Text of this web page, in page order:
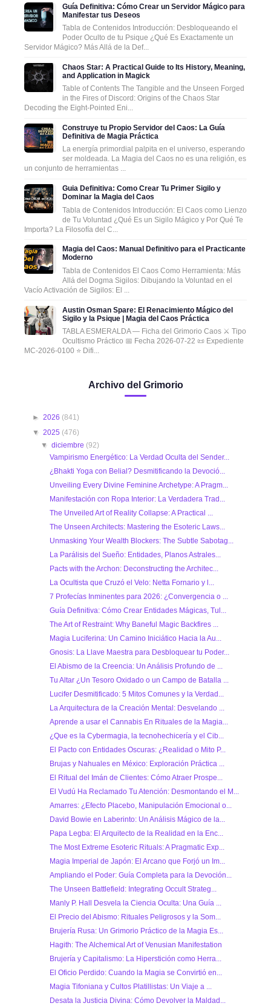
Guía Definitiva: Cómo Crear un Servidor Mágico para
Manifestar tus Deseos
Tabla de Contenidos Introducción: Desbloqueando el
Poder Oculto de tu Psique ¿Qué Es Exactamente un
Servidor Mágico? Más Allá de la Def...
Chaos Star: A Practical Guide to Its History, Meaning,
and Application in Magick
Table of Contents The Tangible and the Unseen Forged
in the Fires of Discord: Origins of the Chaos Star
Decoding the Eight-Pointed Eni...
Construye tu Propio Servidor del Caos: La Guía
Definitiva de Magia Práctica
La energía primordial palpita en el universo, esperando
ser moldeada. La Magia del Caos no es una religión, es
un conjunto de herramientas ...
Guia Definitiva: Como Crear Tu Primer Sigilo y
Dominar la Magia del Caos
Tabla de Contenidos Introducción: El Caos como Lienzo
de Tu Voluntad ¿Qué Es un Sigilo Mágico y Por Qué Te
Importa? La Filosofía del C...
Magia del Caos: Manual Definitivo para el Practicante
Moderno
Tabla de Contenidos El Caos Como Herramienta: Más
Allá del Dogma Sigilos: Dibujando la Voluntad en el
Vacío Activación de Sigilos: El ...
Austin Osman Spare: El Renacimiento Mágico del
Sigilo y la Psique | Magia del Caos Práctica
TABLA ESMERALDA — Ficha del Grimorio Caos ⚔️ Tipo
Ocultismo Práctico 📅 Fecha 2026-07-22 📜 Expediente
MC-2026-0100 ⭐ Difi...
Archivo del Grimorio
► 2026 (841)
▼ 2025 (476)
▼ diciembre (92)
Vampirismo Energético: La Verdad Oculta del Sender...
¿Bhakti Yoga con Belial? Desmitificando la Devoció...
Unveiling Every Divine Feminine Archetype: A Pragm...
Manifestación con Ropa Interior: La Verdadera Trad...
The Unveiled Art of Reality Collapse: A Practical ...
The Unseen Architects: Mastering the Esoteric Laws...
Unmasking Your Wealth Blockers: The Subtle Sabotag...
La Parálisis del Sueño: Entidades, Planos Astrales...
Pacts with the Archon: Deconstructing the Architec...
La Ocultista que Cruzó el Velo: Netta Fornario y l...
7 Profecías Inminentes para 2026: ¿Convergencia o ...
Guía Definitiva: Cómo Crear Entidades Mágicas, Tul...
The Art of Restraint: Why Baneful Magic Backfires ...
Magia Luciferina: Un Camino Iniciático Hacia la Au...
Gnosis: La Llave Maestra para Desbloquear tu Poder...
El Abismo de la Creencia: Un Análisis Profundo de ...
Tu Altar ¿Un Tesoro Oxidado o un Campo de Batalla ...
Lucifer Desmitificado: 5 Mitos Comunes y la Verdad...
La Arquitectura de la Creación Mental: Desvelando ...
Aprende a usar el Cannabis En Rituales de la Magia...
¿Que es la Cybermagia, la tecnohechicería y el Cib...
El Pacto con Entidades Oscuras: ¿Realidad o Mito P...
Brujas y Nahuales en México: Exploración Práctica ...
El Ritual del Imán de Clientes: Cómo Atraer Prospe...
El Vudú Ha Reclamado Tu Atención: Desmontando el M...
Amarres: ¿Efecto Placebo, Manipulación Emocional o...
David Bowie en Laberinto: Un Análisis Mágico de la...
Papa Legba: El Arquitecto de la Realidad en la Enc...
The Most Extreme Esoteric Rituals: A Pragmatic Exp...
Magia Imperial de Japón: El Arcano que Forjó un Im...
Ampliando el Poder: Guía Completa para la Devoción...
The Unseen Battlefield: Integrating Occult Strateg...
Manly P. Hall Desvela la Ciencia Oculta: Una Guía ...
El Precio del Abismo: Rituales Peligrosos y la Som...
Brujería Rusa: Un Grimorio Práctico de la Magia Es...
Hagith: The Alchemical Art of Venusian Manifestation
Brujería y Capitalismo: La Hiperstición como Herra...
El Oficio Perdido: Cuando la Magia se Convirtió en...
Magia Tifoniana y Cultos Platillistas: Un Viaje a ...
Desata la Justicia Divina: Cómo Devolver la Maldad...